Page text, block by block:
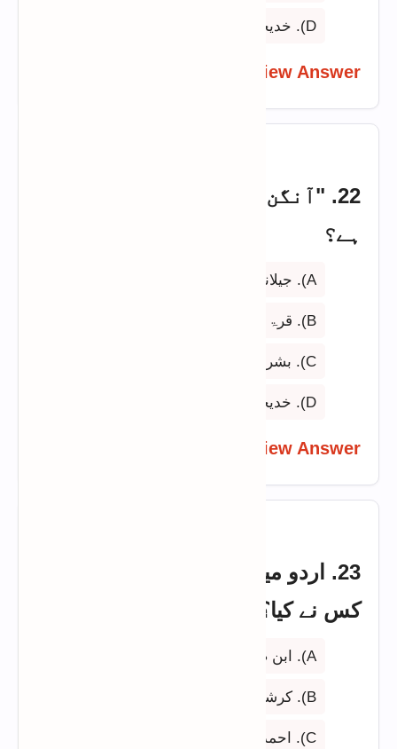
D). خدیجہ مستور
View Answer
22. "آنگن" کس کا مشہور ناول
ہے؟
A). جیلانی بانو
B). قرۃ العین حیدر
C). بشریٰ رحمن
D). خدیجہ مستور
View Answer
23. اردو میں جاسوسی ناول کا آغاز
کس نے کیا؟
A). ابن صفی
B). کرشن چندر
C). احمد عباس